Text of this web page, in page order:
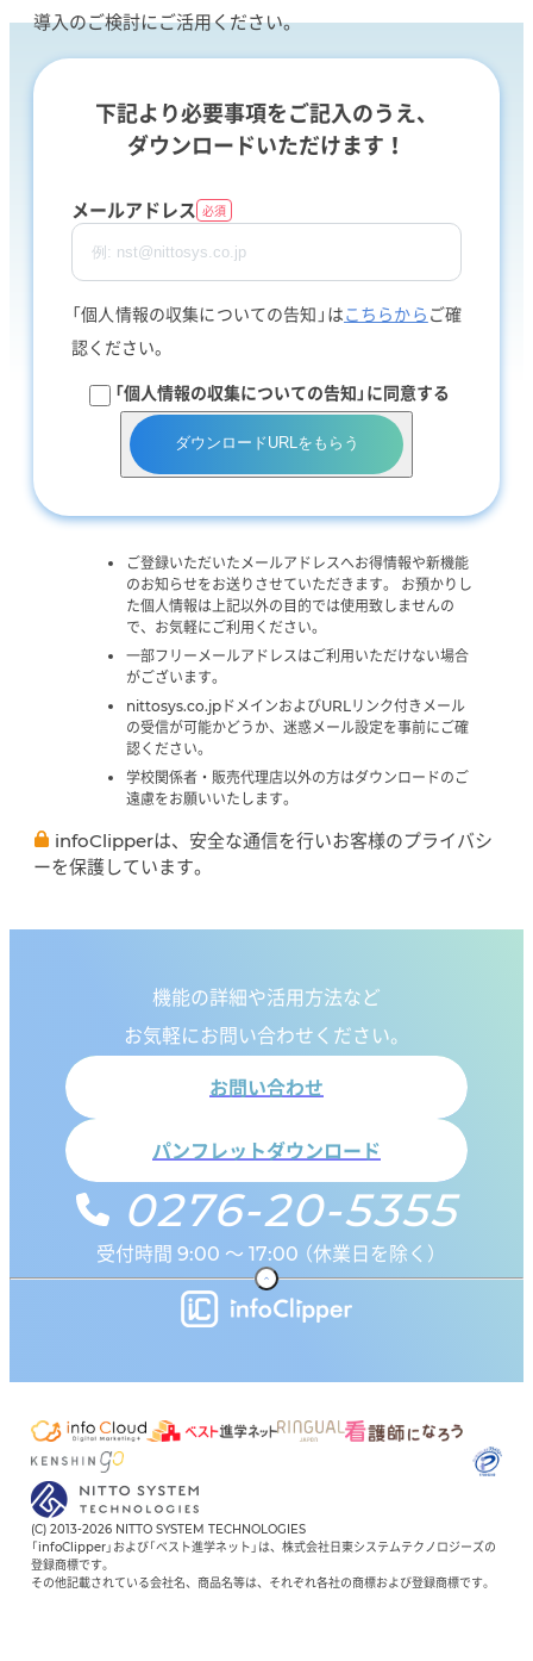
導入のご検討にご活用ください。
下記より必要事項をご記入のうえ、
ダウンロードいただけます！
メールアドレス 必須
「個人情報の収集についての告知」はこちらから ご確
認ください。
「個人情報の収集についての告知」に同意する
ダウンロードURLをもらう
ご登録いただいたメールアドレスへお得情報や新機能
のお知らせをお送りさせていただきます。 お預かりし
た個人情報は上記以外の目的では使用致しませんの
で、お気軽にご利用ください。
一部フリーメールアドレスはご利用いただけない場合
がございます。
nittosys.co.jpドメインおよびURLリンク付きメール
の受信が可能かどうか、迷惑メール設定を事前にご確
認ください。
学校関係者・販売代理店以外の方はダウンロードのご
遠慮をお願いいたします。
infoClipperは、安全な通信を行いお客様のプライバシ
ーを保護しています。
機能の詳細や活用方法など
お気軽にお問い合わせください。
お問い合わせ
パンフレットダウンロード
0276-20-5355
受付時間 9:00 ～ 17:00 （休業日を除く）
(C) 2013-2026 NITTO SYSTEM TECHNOLOGIES
「infoClipper」および「ベスト進学ネット」は、株式会社日東システムテクノロジーズの
登録商標です。
その他記載されている会社名、商品名等は、それぞれ各社の商標および登録商標です。